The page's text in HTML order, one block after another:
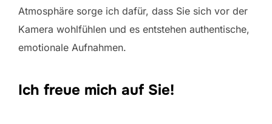
Atmosphäre sorge ich dafür, dass Sie sich vor der
Kamera wohlfühlen und es entstehen authentische,
emotionale Aufnahmen.
Ich freue mich auf Sie!